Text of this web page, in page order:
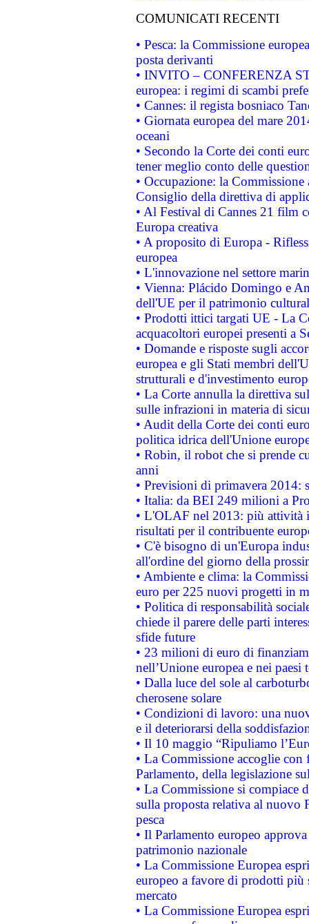
COMUNICATI RECENTI
• Pesca: la Commissione
posta derivanti
• INVITO – CONFERENZA
europea: i regimi di scambi
• Cannes: il regista bosniaco
• Giornata europea del mare
oceani
• Secondo la Corte dei conti
tener meglio conto delle
• Occupazione: la
Consiglio della direttiva di
• Al Festival di Cannes 21 film
Europa creativa
• A proposito di Europa -
europea
• L'innovazione nel settore
• Vienna: Plácido Domingo e
dell'UE per il patrimonio
• Prodotti ittici targati UE - La
acquacoltori europei presenti a
• Domande e risposte sugli
europea e gli Stati membri
strutturali e d'investimento
• La Corte annulla la direttiva
sulle infrazioni in materia di
• Audit della Corte dei conti
politica idrica dell'Unione
• Robin, il robot che si prende
anni
• Previsioni di primavera 2014:
• Italia: da BEI 249 milioni a
• L'OLAF nel 2013: più attività
risultati per il contribuente
• C'è bisogno di un'Europa
all'ordine del giorno della
• Ambiente e clima: la
euro per 225 nuovi progetti in
• Politica di responsabilità
chiede il parere delle parti
sfide future
• 23 milioni di euro di
nell’Unione europea e nei paesi
• Dalla luce del sole al
cherosene solare
• Condizioni di lavoro: una
e il deteriorarsi della
• Il 10 maggio “Ripuliamo
• La Commissione accoglie
Parlamento, della legislazione
• La Commissione si compiace
sulla proposta relativa al nuovo
pesca
• Il Parlamento europeo
patrimonio nazionale
• La Commissione Europea
europeo a favore di prodotti
mercato
• La Commissione Europea